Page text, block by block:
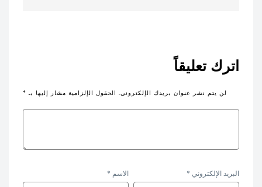
اترك تعليقاً
لن يتم نشر عنوان بريدك الإلكتروني. الحقول الإلزامية مشار إليها بـ *
الاسم * البريد الإلكتروني *